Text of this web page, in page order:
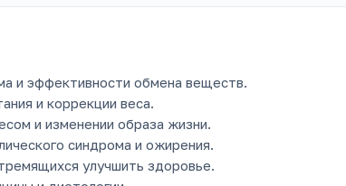
и эффективности обмена веществ.
и коррекции веса.
и изменении образа жизни.
синдрома и ожирения.
улучшить здоровье.